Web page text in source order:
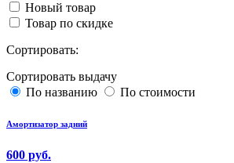
Новый товар
Товар по скидке
Сортировать:
Сортировать выдачу
По названию
По стоимости
Амортизатор задний
600 руб.